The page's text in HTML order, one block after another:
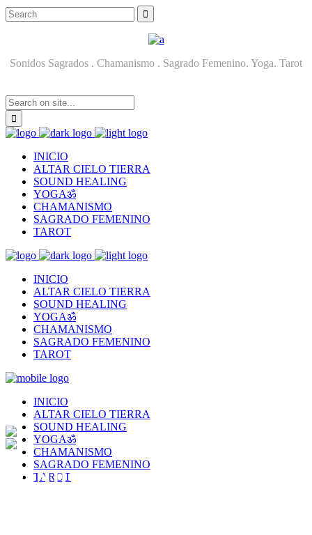
Sonidos Sagrados . Chamanismo . Sagrado Femenino. Yoga. Tarot
INICIO
ALTAR CIELO TIERRA
SOUND HEALING
YOGAॐ
CHAMANISMO
SAGRADO FEMENINO
TAROT
INICIO
ALTAR CIELO TIERRA
SOUND HEALING
YOGAॐ
CHAMANISMO
SAGRADO FEMENINO
TAROT
INICIO
ALTAR CIELO TIERRA
SOUND HEALING
YOGAॐ
CHAMANISMO
SAGRADO FEMENINO
TAROT
SONIDOS SAGRADOS